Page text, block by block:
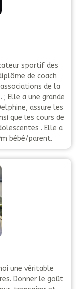
sportif des
de coach
de la
; Elle a une grande
assure les
que les cours de
. Elle a
bébé/parent.
une véritable
Donner le goût